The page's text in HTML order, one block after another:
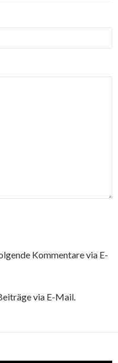
Kommentare via E-
via E-Mail.